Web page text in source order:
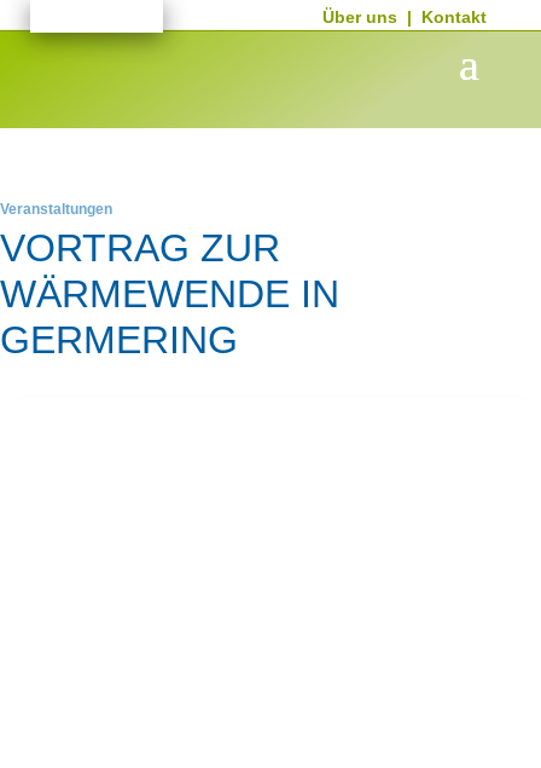
Über uns | Kontakt
Veranstaltungen
VORTRAG ZUR
WÄRMEWENDE IN
GERMERING